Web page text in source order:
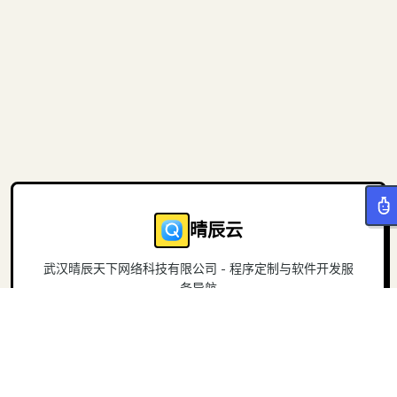
晴辰云
武汉晴辰天下网络科技有限公司 - 程序定制与软件开发服
务导航